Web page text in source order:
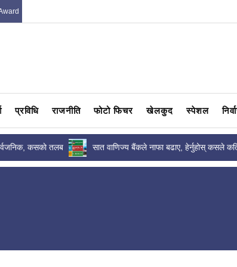
प्रविधि राजनीति फोटो फिचर खेलकुद स्पेशल
बढाए, हेर्नुहोस् कसले कति
एशियाडमा नेपालले २२ खेलमा भाग
सहभागी हुँदै